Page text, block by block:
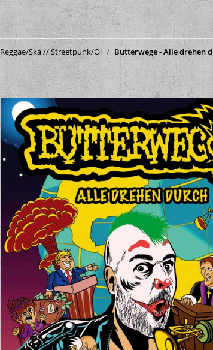
Reggae/Ska // Streetpunk/Oi Butterwege - Alle drehen